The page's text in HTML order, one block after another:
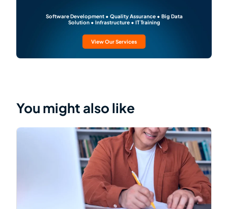
Software Development • Quality Assurance • Big Data
Solution • Infrastructure • IT Training
View Our Services
You might also like